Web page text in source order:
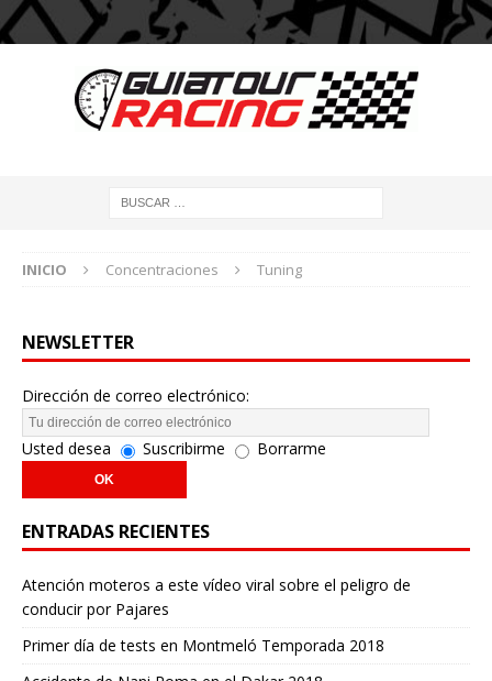
INICIO Concentraciones Tuning
NEWSLETTER
Dirección de correo electrónico:
Usted desea Suscribirme Borrarme
ENTRADAS RECIENTES
Atención moteros a este vídeo viral sobre el peligro de
conducir por Pajares
Primer día de tests en Montmeló Temporada 2018